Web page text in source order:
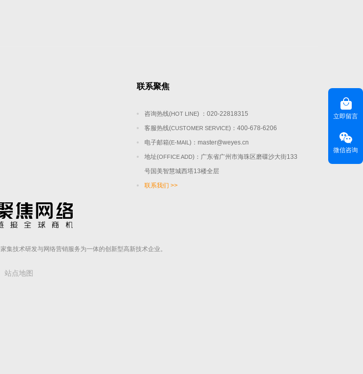
联系聚焦
咨询热线(HOT LINE) ：020-22818315
客服热线(CUSTOMER SERVICE)：400-678-6206
电子邮箱(E-MAIL)：master@weyes.cn
地址(OFFICE ADD)：广东省广州市海珠区磨碟沙大街133
号国美智慧城西塔13楼全层
联系我们 >>
集技术研发与网络营销服务为一体的创新型高新技术企业。
站点地图
立即留言
微信咨询